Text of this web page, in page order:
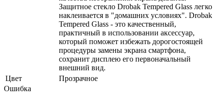
Защитное стекло Drobak Tempered Glass легко
наклеивается в "домашних условиях". Drobak
Tempered Glass - это качественный,
практичный в использовании аксессуар,
который поможет избежать дорогостоящей
процедуры замены экрана смартфона,
сохранит дисплею его первоначальный
внешний вид.
Цвет
Прозрачное
Ошибка